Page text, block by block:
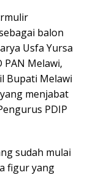
balon
Usfa Yursa
PAN Melawi,
Bupati Melawi
menjabat
PDIP
sudah mulai
figur yang